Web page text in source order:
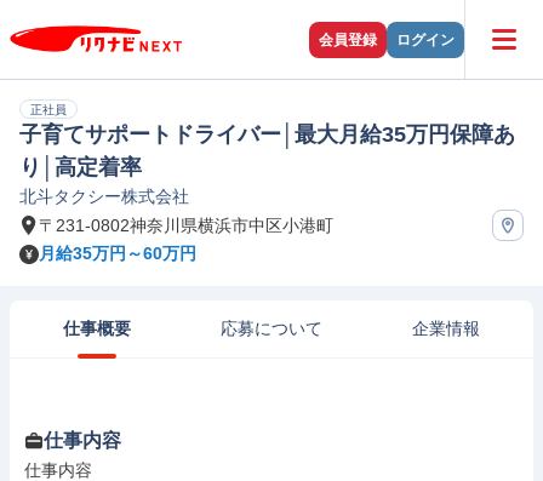
会員登録 ログイン
正社員
子育てサポートドライバー│最大月給35万円保障あ
り│高定着率
北斗タクシー株式会社
〒231-0802神奈川県横浜市中区小港町
月給35万円～60万円
仕事概要 応募について 企業情報
仕事内容
仕事内容